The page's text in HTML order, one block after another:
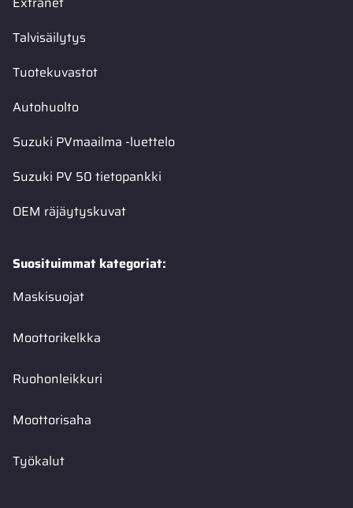
Talvisäilytys
Tuotekuvastot
Autohuolto
Suzuki PVmaailma -luettelo
Suzuki PV 50 tietopankki
OEM räjäytyskuvat
Suosituimmat kategoriat:
Maskisuojat
Moottorikelkka
Ruohonleikkuri
Moottorisaha
Työkalut